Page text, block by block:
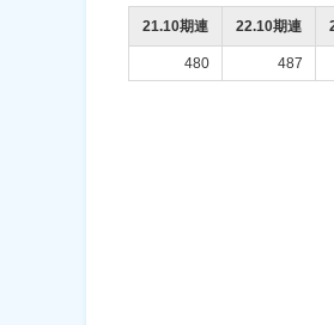
21.10期連 22.10期連
480 487